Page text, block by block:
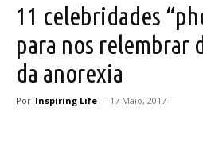
11 celebridades
para nos relembrar
da anorexia
Por Inspiring Life - 17 Maio, 2017